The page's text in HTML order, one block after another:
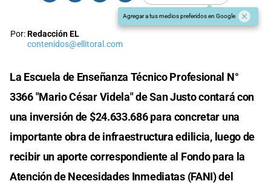
Agregar a tus medios preferidos en Google
Por:Redacción EL
contenidos@ellitoral.com
La Escuela de Enseñanza Técnico Profesional N°
3366 "Mario César Videla" de San Justo contará con
una inversión de $24.633.686 para concretar una
importante obra de infraestructura edilicia, luego de
recibir un aporte correspondiente al Fondo para la
Atención de Necesidades Inmediatas (FANI) del